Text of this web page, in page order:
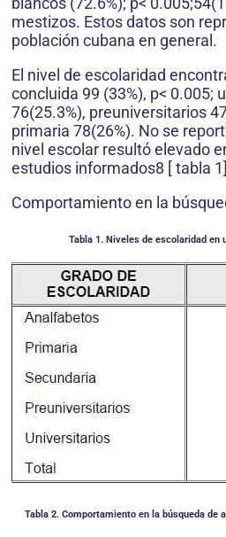
mestizos. Estos datos son
población cubana en general.
El nivel de escolaridad
concluida 99 (33%), p< 0.005;
76(25.3%), preuniversitarios
primaria 78(26%). No se
nivel escolar resultó elevado
estudios informados8 [ tabla
Comportamiento en la
Tabla 1. Niveles de escolaridad en
Tabla 2. Comportamiento en la búsqueda de